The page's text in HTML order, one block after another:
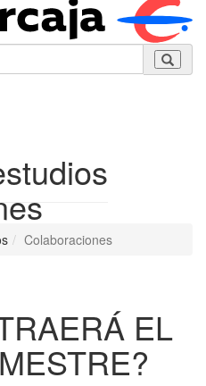
Colaboraciones
EL